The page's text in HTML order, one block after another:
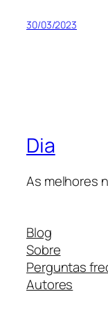
30/03/2023
Dia
As melhores
Blog
Sobre
Perguntas
Autores